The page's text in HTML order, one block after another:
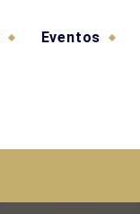
Eventos